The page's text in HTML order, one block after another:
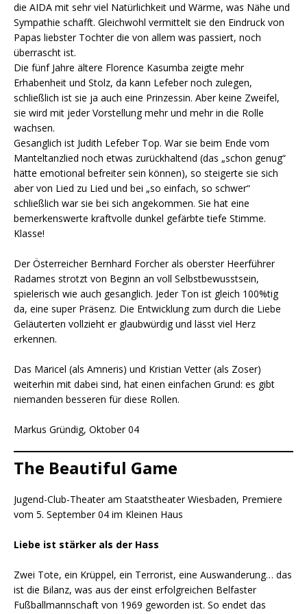
die AIDA mit sehr viel Natürlichkeit und Wärme, was Nähe und
Sympathie schafft. Gleichwohl vermittelt sie den Eindruck von
Papas liebster Tochter die von allem was passiert, noch
überrascht ist.
Die fünf Jahre ältere Florence Kasumba zeigte mehr
Erhabenheit und Stolz, da kann Lefeber noch zulegen,
schließlich ist sie ja auch eine Prinzessin. Aber keine Zweifel,
sie wird mit jeder Vorstellung mehr und mehr in die Rolle
wachsen.
Gesanglich ist Judith Lefeber Top. War sie beim Ende vom
Manteltanzlied noch etwas zurückhaltend (das „schon genug“
hätte emotional befreiter sein können), so steigerte sie sich
aber von Lied zu Lied und bei „so einfach, so schwer“
schließlich war sie bei sich angekommen. Sie hat eine
bemerkenswerte kraftvolle dunkel gefärbte tiefe Stimme.
Klasse!
Der Österreicher Bernhard Forcher als oberster Heerführer
Radames strotzt von Beginn an voll Selbstbewusstsein,
spielerisch wie auch gesanglich. Jeder Ton ist gleich 100%tig
da, eine super Präsenz. Die Entwicklung zum durch die Liebe
Geläuterten vollzieht er glaubwürdig und lässt viel Herz
erkennen.
Das Maricel (als Amneris) und Kristian Vetter (als Zoser)
weiterhin mit dabei sind, hat einen einfachen Grund: es gibt
niemanden besseren für diese Rollen.
Markus Gründig, Oktober 04
The Beautiful Game
Jugend-Club-Theater am Staatstheater Wiesbaden, Premiere
vom 5. September 04 im Kleinen Haus
Liebe ist stärker als der Hass
Zwei Tote, ein Krüppel, ein Terrorist, eine Auswanderung… das
ist die Bilanz, was aus der einst erfolgreichen Belfaster
Fußballmannschaft von 1969 geworden ist. So endet das